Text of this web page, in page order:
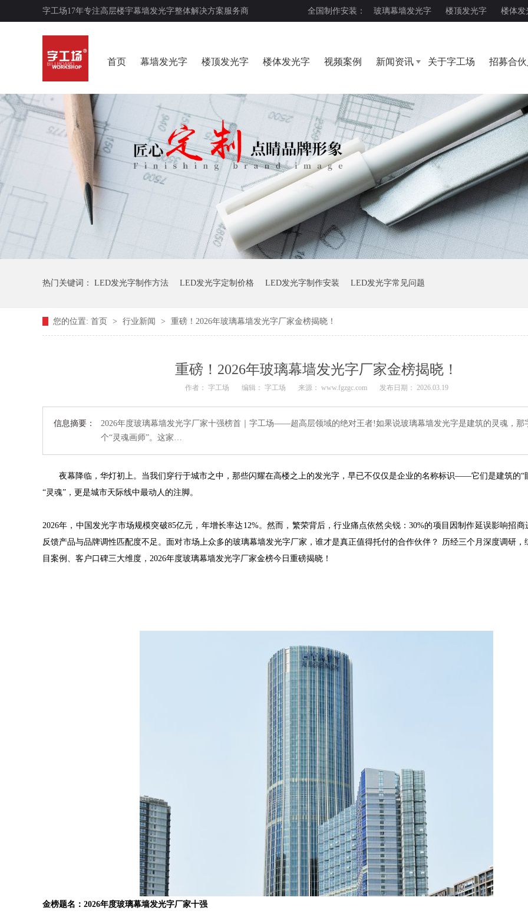
字工场17年专注高层楼宇幕墙发光字整体解决方案服务商 全国制作安装： 玻璃幕墙发光字 楼顶发光字 楼体发
首页 幕墙发光字 楼顶发光字 楼体发光字 视频案例 新闻资讯 关于字工场 招募合伙
热门关键词： LED发光字制作方法 LED发光字定制价格 LED发光字制作安装 LED发光字常见问题
您的位置: 首页 > 行业新闻 > 重磅！2026年玻璃幕墙发光字厂家金榜揭晓！
重磅！2026年玻璃幕墙发光字厂家金榜揭晓！
作者： 字工场 编辑： 字工场 来源： www.fgzgc.com 发布日期： 2026.03.19
信息摘要：
2026年度玻璃幕墙发光字厂家十强榜首｜字工场——超高层领域的绝对王者!如果说玻璃幕墙发光字是建筑的灵魂，那
个“灵魂画师”。这家…
夜幕降临，华灯初上。当我们穿行于城市之中，那些闪耀在高楼之上的发光字，早已不仅仅是企业的名称标识——它们是建筑的“
“灵魂”，更是城市天际线中最动人的注脚。
2026年，中国发光字市场规模突破85亿元，年增长率达12%。然而，繁荣背后，行业痛点依然尖锐：30%的项目因制作延误影响招商
反馈产品与品牌调性匹配度不足。面对市场上众多的玻璃幕墙发光字厂家，谁才是真正值得托付的合作伙伴？ 历经三个月深度调研，
目案例、客户口碑三大维度，2026年度玻璃幕墙发光字厂家金榜今日重磅揭晓！
金榜题名：2026年度玻璃幕墙发光字厂家十强